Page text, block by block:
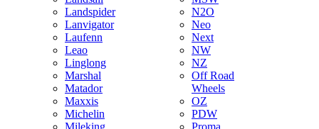
Landspider
Lanvigator
Laufenn
Leao
Linglong
Marshal
Matador
Maxxis
Michelin
Mileking
N2O
Neo
Next
NW
NZ
Off Road
Wheels
OZ
PDW
Proma